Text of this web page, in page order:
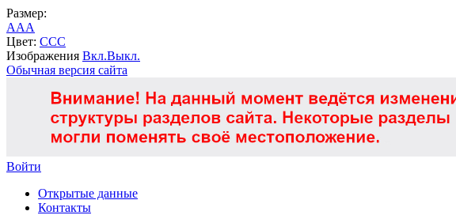
Размер:
AAA
Цвет: CCC
Изображения Вкл.Выкл.
Обычная версия сайта
Войти
Открытые данные
Контакты